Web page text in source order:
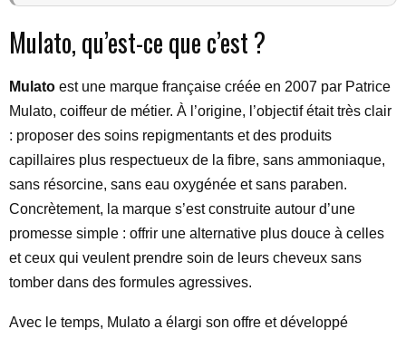
Mulato, qu’est-ce que c’est ?
Mulato est une marque française créée en 2007 par Patrice
Mulato, coiffeur de métier. À l’origine, l’objectif était très clair
: proposer des soins repigmentants et des produits
capillaires plus respectueux de la fibre, sans ammoniaque,
sans résorcine, sans eau oxygénée et sans paraben.
Concrètement, la marque s’est construite autour d’une
promesse simple : offrir une alternative plus douce à celles
et ceux qui veulent prendre soin de leurs cheveux sans
tomber dans des formules agressives.
Avec le temps, Mulato a élargi son offre et développé